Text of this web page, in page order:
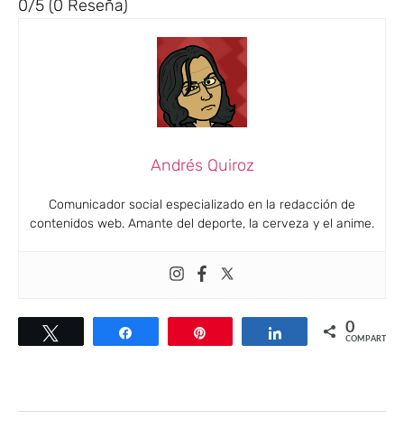
0/5 (0 Reseña)
Andrés Quiroz
Comunicador social especializado en la redacción de
contenidos web. Amante del deporte, la cerveza y el anime.
Compartir Compartir0
COMPARTIR